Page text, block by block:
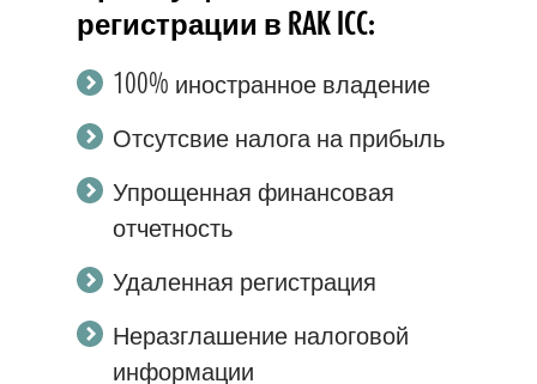
регистрации в RAK ICC:
100% иностранное владение
Отсутсвие налога на прибыль
Упрощенная финансовая
отчетность
Удаленная регистрация
Неразглашение налоговой
информации